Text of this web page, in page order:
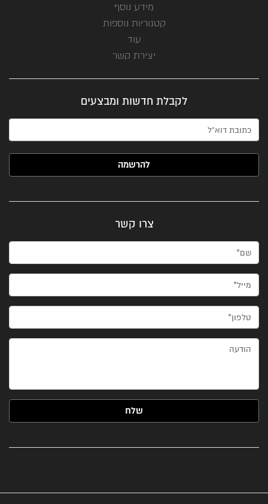
מידע נוסף
קטגוריות נוספות
עוד
יצירת קשר
לקבלת חדשות ומבצעים
האימייל שלך (חובה)
צרו קשר